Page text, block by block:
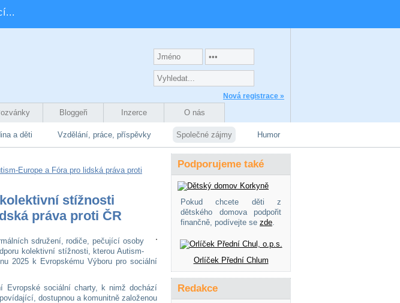
Nová registrace »
Bloggeři Inzerce O nás
a děti Vzdělání, práce, příspěvky Společné zájmy Humor
Europe a Fóra pro lidská práva proti
stížnosti
práva proti ČR
sdružení, rodiče, pečující osoby
kolektivní stížnosti, kterou Autism-
2025 k Evropskému Výboru pro sociální
Evropské sociální charty, k nimž dochází
dostupnou a komunitně založenou
Podporujeme také
Pokud chcete děti z
dětského domova podpořit
finančně, podívejte se zde.
Orlíček Přední Chlum
Redakce